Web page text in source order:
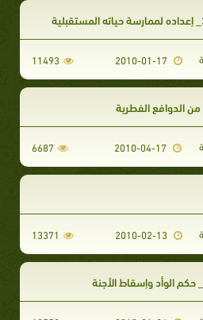
11493
من الدوافع الفطرية
6687
13371
الوأد وإسقاط الأجنة